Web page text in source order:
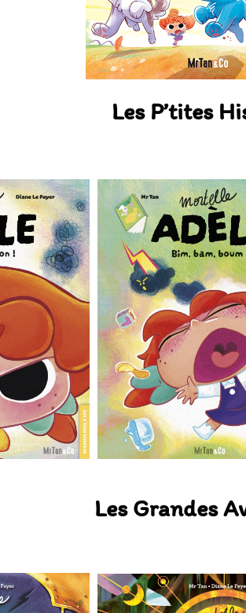
Les P’tites
Les Grandes